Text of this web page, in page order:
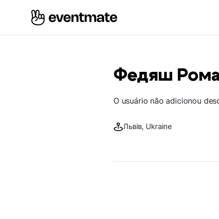
Федяш
O usuário não adicionou
Львів, Ukraine